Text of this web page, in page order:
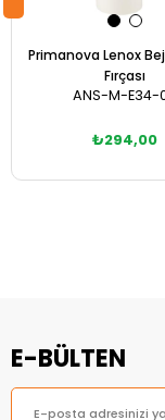
Primanova Lenox
Fırçası
ANS-M-E34-
₺294,00
E-BÜLTEN